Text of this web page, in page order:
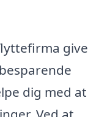
give
dig med at